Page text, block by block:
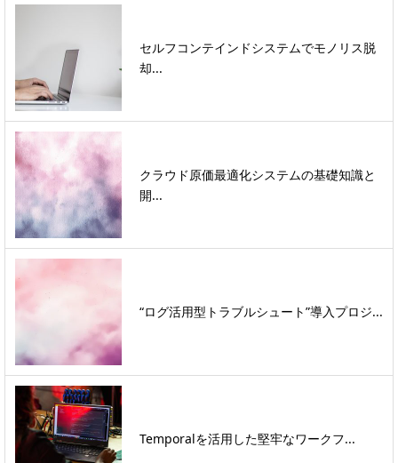
セルフコンテインドシステムでモノリス脱
却...
クラウド原価最適化システムの基礎知識と
開...
“ログ活用型トラブルシュート”導入プロジ...
Temporalを活用した堅牢なワークフ...